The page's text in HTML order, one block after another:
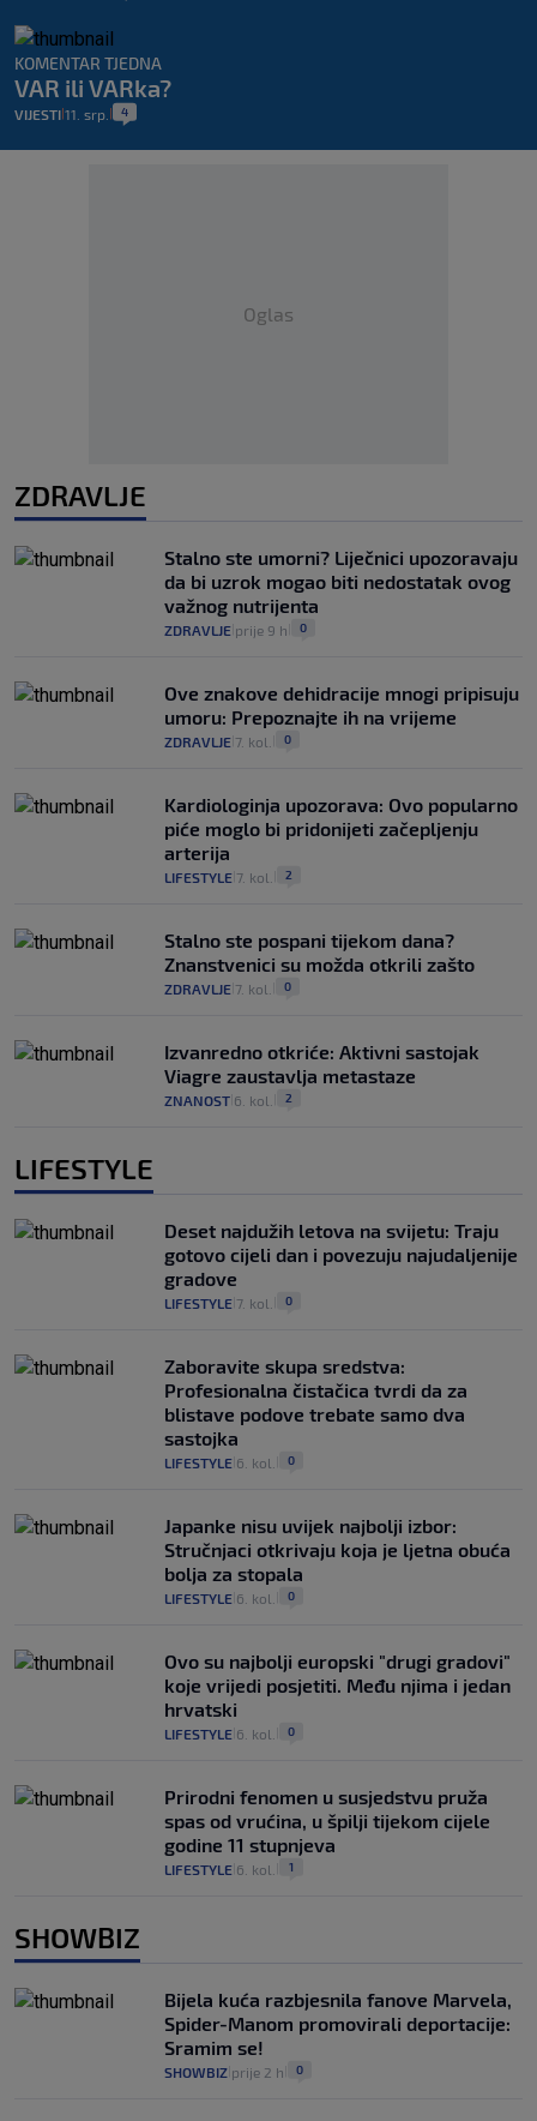
KOMENTAR TJEDNA
VAR ili VARka?
VIJESTI 11. srp. 4
Oglas
ZDRAVLJE
Stalno ste umorni? Liječnici upozoravaju
da bi uzrok mogao biti nedostatak ovog
važnog nutrijenta
ZDRAVLJE prije 9 h 0
Ove znakove dehidracije mnogi pripisuju
umoru: Prepoznajte ih na vrijeme
ZDRAVLJE 7. kol. 0
Kardiologinja upozorava: Ovo popularno
piće moglo bi pridonijeti začepljenju
arterija
LIFESTYLE 7. kol. 2
Stalno ste pospani tijekom dana?
Znanstvenici su možda otkrili zašto
ZDRAVLJE 7. kol. 0
Izvanredno otkriće: Aktivni sastojak
Viagre zaustavlja metastaze
ZNANOST 6. kol. 2
LIFESTYLE
Deset najdužih letova na svijetu: Traju
gotovo cijeli dan i povezuju najudaljenije
gradove
LIFESTYLE 7. kol. 0
Zaboravite skupa sredstva:
Profesionalna čistačica tvrdi da za
blistave podove trebate samo dva
sastojka
LIFESTYLE 6. kol. 0
Japanke nisu uvijek najbolji izbor:
Stručnjaci otkrivaju koja je ljetna obuća
bolja za stopala
LIFESTYLE 6. kol. 0
Ovo su najbolji europski "drugi gradovi"
koje vrijedi posjetiti. Među njima i jedan
hrvatski
LIFESTYLE 6. kol. 0
Prirodni fenomen u susjedstvu pruža
spas od vrućina, u špilji tijekom cijele
godine 11 stupnjeva
LIFESTYLE 6. kol. 1
SHOWBIZ
Bijela kuća razbjesnila fanove Marvela,
Spider-Manom promovirali deportacije:
Sramim se!
SHOWBIZ prije 2 h 0